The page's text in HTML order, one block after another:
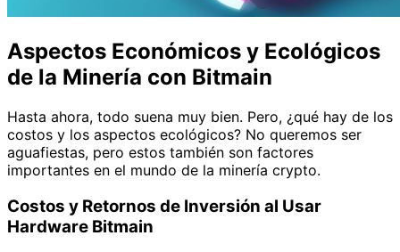
Aspectos Económicos y Ecológicos
de la Minería con Bitmain
Hasta ahora, todo suena muy bien. Pero, ¿qué hay de los
costos y los aspectos ecológicos? No queremos ser
aguafiestas, pero estos también son factores
importantes en el mundo de la minería crypto.
Costos y Retornos de Inversión al Usar
Hardware Bitmain